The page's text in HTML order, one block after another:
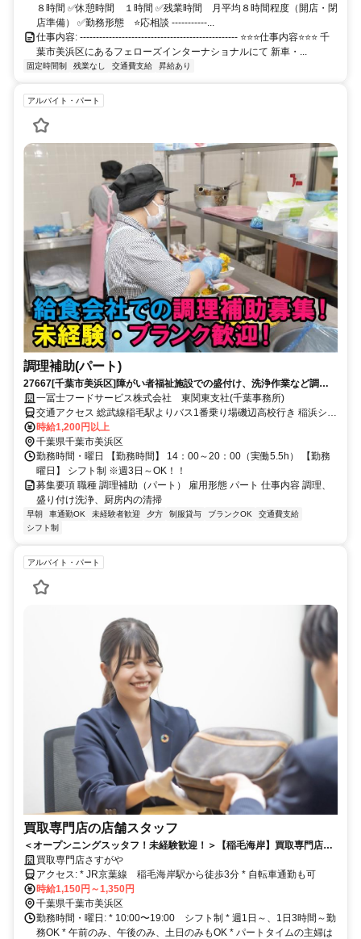
８時間 ✅休憩時間 １時間 ✅残業時間 月平均８時間程度（開店・閉
店準備） ✅勤務形態 ⭐応相談 -----------...
仕事内容: ------------------------------------------------- ⭐⭐⭐仕事内容⭐⭐⭐ 千
葉市美浜区にあるフェローズインターナショナルにて 新車・...
固定時間制 残業なし 交通費支給 昇給あり
アルバイト・パート
調理補助(パート)
27667[千葉市美浜区]障がい者福祉施設での盛付け、洗浄作業など調理
補助のお仕事です。
一冨士フードサービス株式会社 東関東支社(千葉事務所)
交通アクセス 総武線稲毛駅よりバス1番乗り場磯辺高校行き 稲浜ショ
ップ下車 徒歩5分 京葉線稲毛海岸より徒歩15分
時給1,200円以上
千葉県千葉市美浜区
勤務時間・曜日 【勤務時間】 14：00～20：00（実働5.5h） 【勤務
曜日】 シフト制 ※週3日～OK！！
募集要項 職種 調理補助（パート） 雇用形態 パート 仕事内容 調理、
盛り付け洗浄、厨房内の清掃
早朝 車通勤OK 未経験者歓迎 夕方 制服貸与 ブランクOK
交通費支給
シフト制
アルバイト・パート
買取専門店の店舗スタッフ
＜オープンニングスッタフ！未経験歓迎！＞【稲毛海岸】買取専門店ス
タッフ◇全国130店舗以上展開！！
買取専門店さすがや
アクセス: * JR京葉線 稲毛海岸駅から徒歩3分 * 自転車通勤も可
時給1,150円～1,350円
千葉県千葉市美浜区
勤務時間・曜日: * 10:00〜19:00 シフト制 * 週1日～、1日3時間～勤
務OK * 午前のみ、午後のみ、土日のみもOK * パートタイムの主婦は